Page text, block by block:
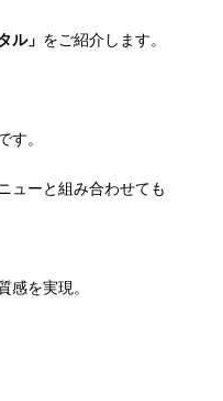
ル」 をご紹介します。
す。
ューと組み合わせても
感を実現。